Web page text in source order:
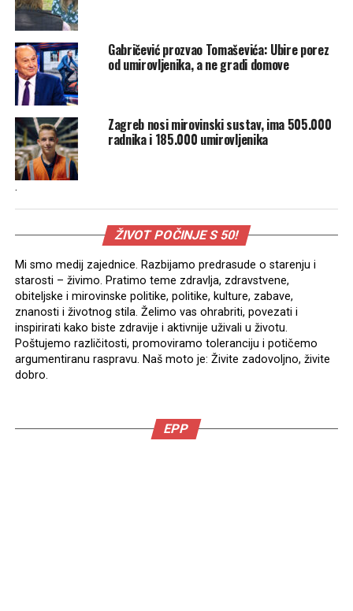
Gabričević prozvao Tomaševića: Ubire porez
od umirovljenika, a ne gradi domove
Zagreb nosi mirovinski sustav, ima 505.000
radnika i 185.000 umirovljenika
.
ŽIVOT POČINJE S 50!
Mi smo medij zajednice. Razbijamo predrasude o starenju i
starosti – živimo. Pratimo teme zdravlja, zdravstvene,
obiteljske i mirovinske politike, politike, kulture, zabave,
znanosti i životnog stila. Želimo vas ohrabriti, povezati i
inspirirati kako biste zdravije i aktivnije uživali u životu.
Poštujemo različitosti, promoviramo toleranciju i potičemo
argumentiranu raspravu. Naš moto je: Živite zadovoljno, živite
dobro.
EPP